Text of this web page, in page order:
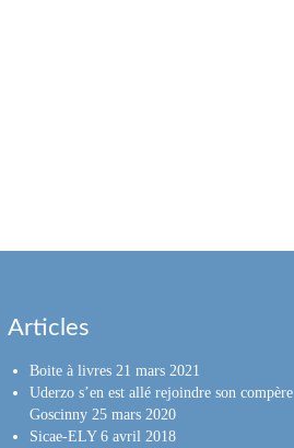
Articles
Boite à livres 21 mars 2021
Uderzo s’en est allé rejoindre son compère
Goscinny 25 mars 2020
Sicae-ELY 6 avril 2018